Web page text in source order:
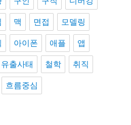
맥 면접 모델링
아이폰 애플 앱
유출사태 철학 취직
흐름중심